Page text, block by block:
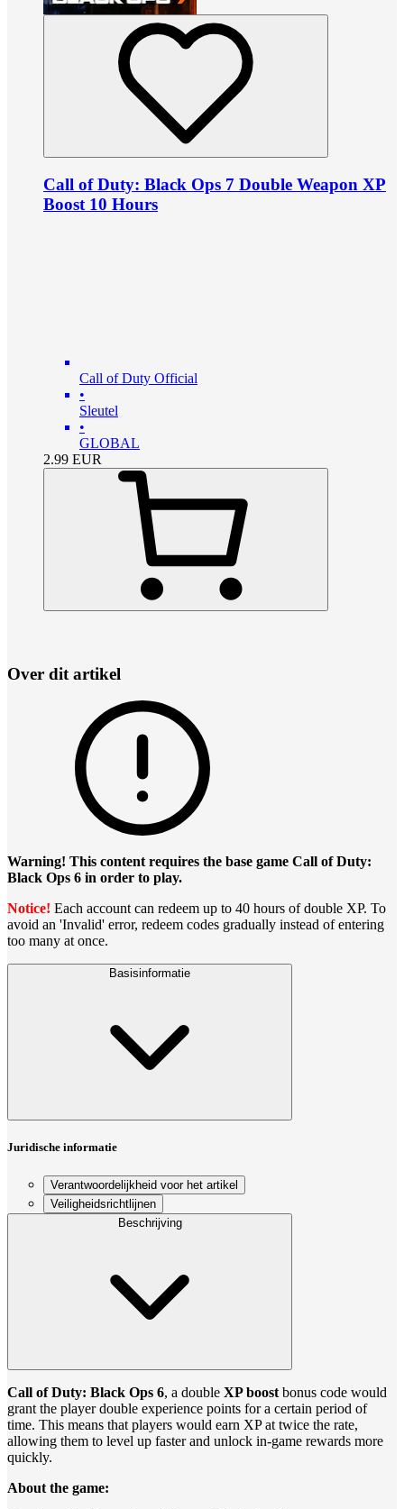
Call of Duty: Black Ops 7 Double Weapon XP
Boost 10 Hours
Call of Duty Official
•
Sleutel
•
GLOBAL
2.99 EUR
Over dit artikel
Warning! This content requires the base game Call of Duty:
Black Ops 6 in order to play.
Notice! Each account can redeem up to 40 hours of double XP. To
avoid an 'Invalid' error, redeem codes gradually instead of entering
too many at once.
Basisinformatie
Juridische informatie
Verantwoordelijkheid voor het artikel
Veiligheidsrichtlijnen
Beschrijving
Call of Duty: Black Ops 6, a double XP boost bonus code would
grant the player double experience points for a certain period of
time. This means that players would earn XP at twice the rate,
allowing them to level up faster and unlock in-game rewards more
quickly.
About the game: